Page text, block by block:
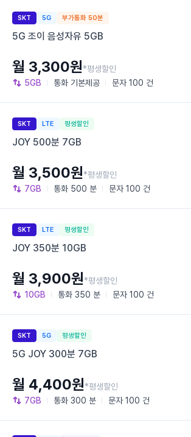
SKT 5G 부가통화 50분
5G 조이 음성자유 5GB
5GB 통화 기본제공 문자 100 건
월 3,300원*평생할인
SKT LTE 평생할인
JOY 500분 7GB
7GB 통화 500 분 문자 100 건
월 3,500원*평생할인
SKT LTE 평생할인
JOY 350분 10GB
10GB 통화 350 분 문자 100 건
월 3,900원*평생할인
SKT 5G 평생할인
5G JOY 300분 7GB
7GB 통화 300 분 문자 100 건
월 4,400원*평생할인